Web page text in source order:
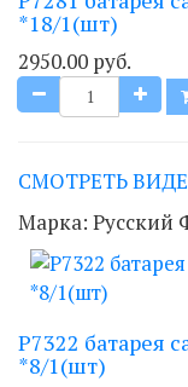
*18/1(шт)
2950.00 руб.
СМОТРЕТЬ
Марка: Русский
Р7322 батарея
*8/1(шт)